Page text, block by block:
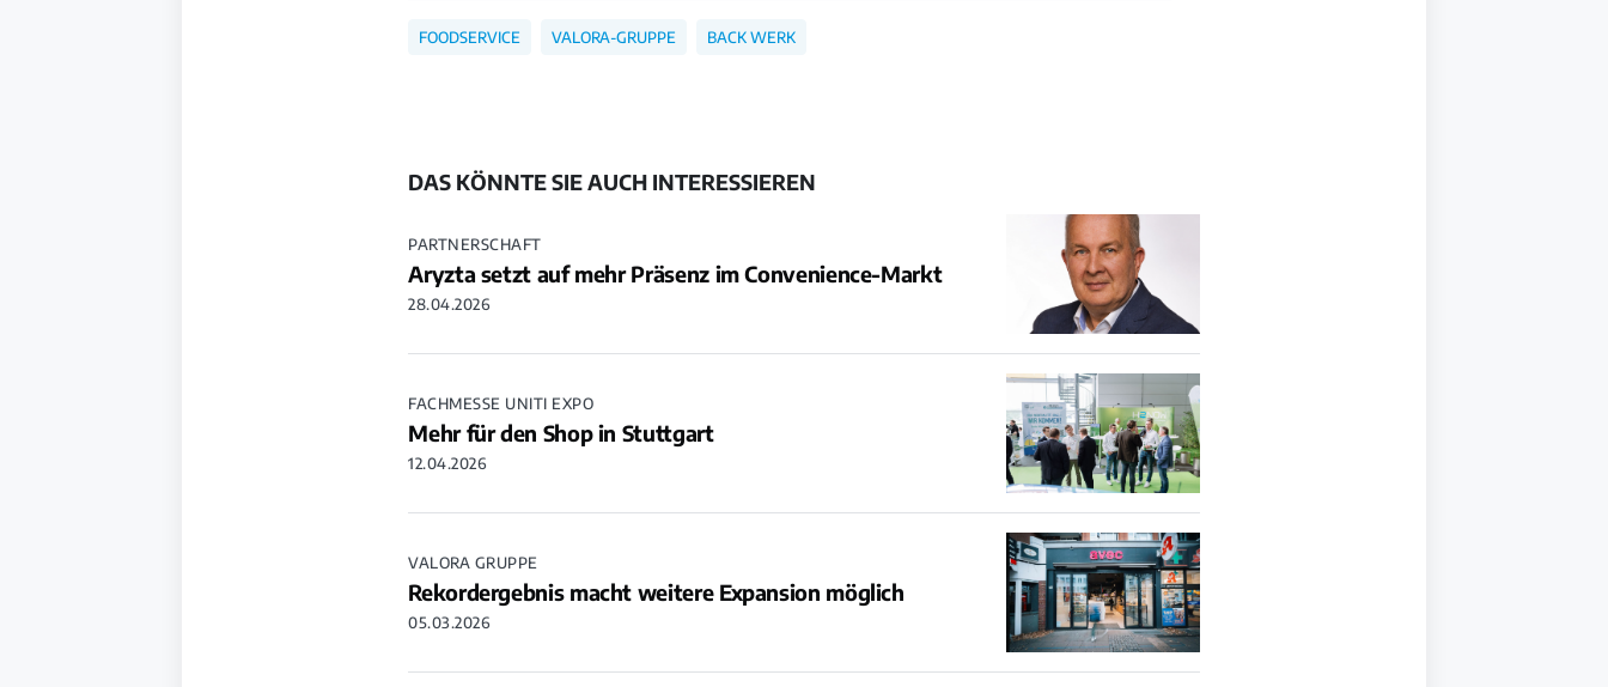
FOODSERVICE VALORA-GRUPPE BACK WERK
DAS KÖNNTE SIE AUCH INTERESSIEREN
PARTNERSCHAFT
Aryzta setzt auf mehr Präsenz im Convenience-Markt
28.04.2026
FACHMESSE UNITI EXPO
Mehr für den Shop in Stuttgart
12.04.2026
VALORA GRUPPE
Rekordergebnis macht weitere Expansion möglich
05.03.2026